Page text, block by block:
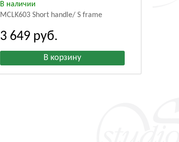
В наличии
MCLK603 Short handle/ S frame
3 649 руб.